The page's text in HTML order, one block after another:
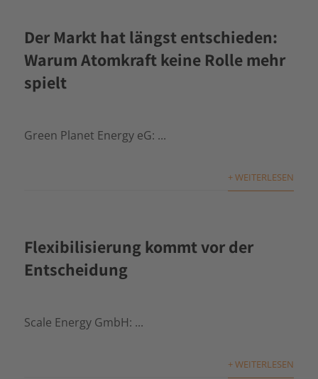
Der Markt hat längst entschieden:
Warum Atomkraft keine Rolle mehr
spielt
Green Planet Energy eG: ...
+ WEITERLESEN
Flexibilisierung kommt vor der
Entscheidung
Scale Energy GmbH: ...
+ WEITERLESEN